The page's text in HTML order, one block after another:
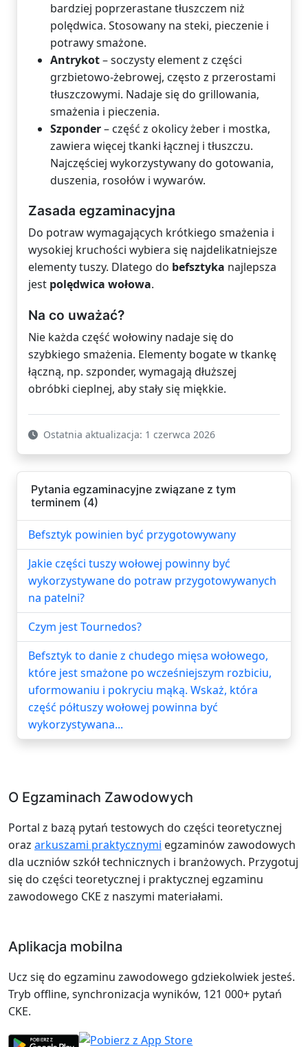
bardziej poprzerastane tłuszczem niż
polędwica. Stosowany na steki, pieczenie i
potrawy smażone.
Antrykot– soczysty element z części
grzbietowo-żebrowej, często z przerostami
tłuszczowymi. Nadaje się do grillowania,
smażenia i pieczenia.
Szponder– część z okolicy żeber i mostka,
zawiera więcej tkanki łącznej i tłuszczu.
Najczęściej wykorzystywany do gotowania,
duszenia, rosołów i wywarów.
Zasada egzaminacyjna
Do potraw wymagających krótkiego smażenia i
wysokiej kruchości wybiera się najdelikatniejsze
elementy tuszy. Dlatego do befsztyka najlepsza
jest polędwica wołowa.
Na co uważać?
Nie każda część wołowiny nadaje się do
szybkiego smażenia. Elementy bogate w tkankę
łączną, np. szponder, wymagają dłuższej
obróbki cieplnej, aby stały się miękkie.
Ostatnia aktualizacja: 1 czerwca 2026
Pytania egzaminacyjne związane z tym
terminem (4)
Befsztyk powinien być przygotowywany
Jakie części tuszy wołowej powinny być
wykorzystywane do potraw przygotowywanych
na patelni?
Czym jest Tournedos?
Befsztyk to danie z chudego mięsa wołowego,
które jest smażone po wcześniejszym rozbiciu,
uformowaniu i pokryciu mąką. Wskaż, która
część półtuszy wołowej powinna być
wykorzystywana...
O Egzaminach Zawodowych
Portal z bazą pytań testowych do części teoretycznej
oraz arkuszami praktycznymi egzaminów zawodowych
dla uczniów szkół technicznych i branżowych. Przygotuj
się do części teoretycznej i praktycznej egzaminu
zawodowego CKE z naszymi materiałami.
Aplikacja mobilna
Ucz się do egzaminu zawodowego gdziekolwiek jesteś.
Tryb offline, synchronizacja wyników, 121 000+ pytań
CKE.